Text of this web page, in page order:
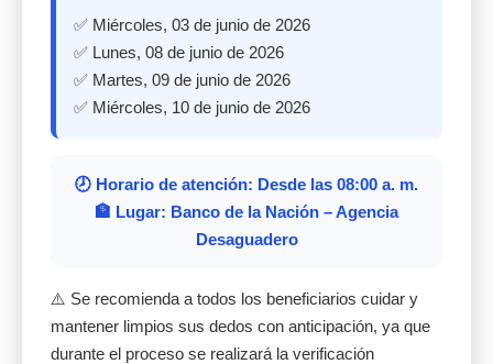
✅ Miércoles, 03 de junio de 2026
✅ Lunes, 08 de junio de 2026
✅ Martes, 09 de junio de 2026
✅ Miércoles, 10 de junio de 2026
🕗 Horario de atención: Desde las 08:00 a. m.
🏦 Lugar: Banco de la Nación – Agencia
Desaguadero
⚠️ Se recomienda a todos los beneficiarios cuidar y
mantener limpios sus dedos con anticipación, ya que
durante el proceso se realizará la verificación